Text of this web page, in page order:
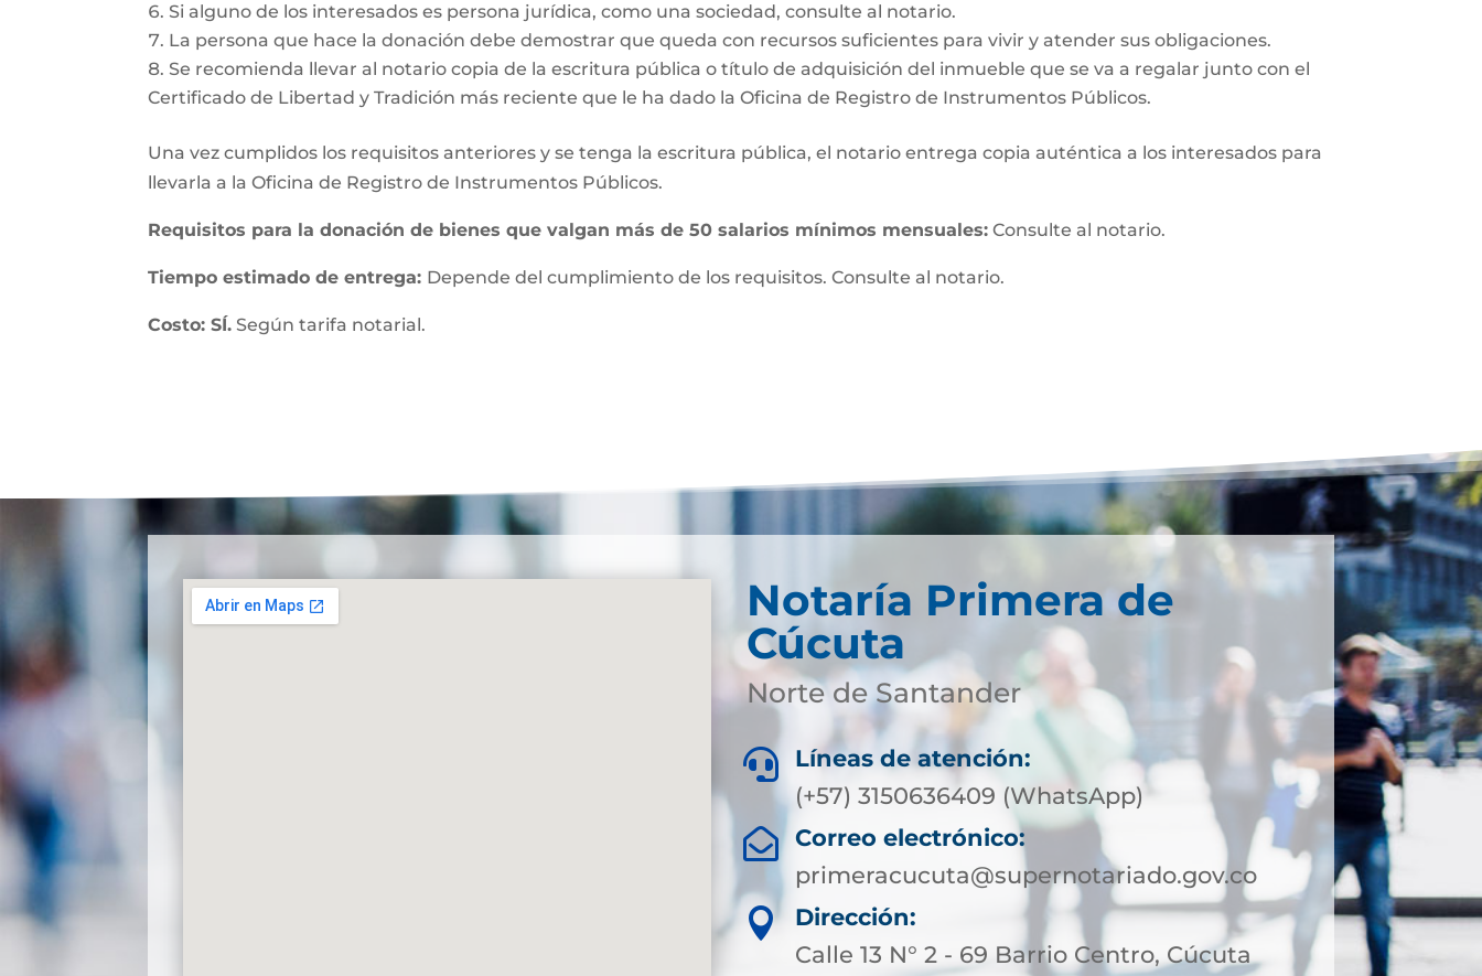
Si alguno de los interesados es persona jurídica, como una sociedad, consulte al notario.
La persona que hace la donación debe demostrar que queda con recursos suficientes para vivir y atender sus obligaciones.
Se recomienda llevar al notario copia de la escritura pública o título de adquisición del inmueble que se va a regalar junto con el
Certificado de Libertad y Tradición más reciente que le ha dado la Oficina de Registro de Instrumentos Públicos.
Una vez cumplidos los requisitos anteriores y se tenga la escritura pública, el notario entrega copia auténtica a los interesados para
llevarla a la Oficina de Registro de Instrumentos Públicos.
Requisitos para la donación de bienes que valgan más de 50 salarios mínimos mensuales: Consulte al notario.
Tiempo estimado de entrega: Depende del cumplimiento de los requisitos. Consulte al notario.
Costo: SÍ. Según tarifa notarial.
Notaría Primera de
Cúcuta
Norte de Santander

Líneas de atención:
(+57) 3150636409 (WhatsApp)

Correo electrónico:
primeracucuta@supernotariado.gov.co

Dirección:
Calle 13 N° 2 - 69 Barrio Centro, Cúcuta